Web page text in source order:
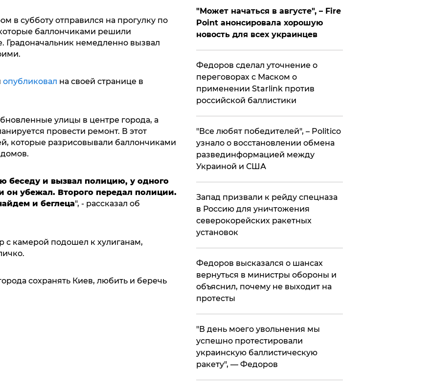
в субботу отправился на прогулку по
баллончиками решили
Градоначальник немедленно вызвал
опубликовал на своей странице в
улицы в центре города, а
провести ремонт. В этот
которые разрисовывали баллончиками
беседу и вызвал полицию, у одного
он убежал. Второго передал полиции.
и беглеца", - рассказал об
с камерой подошел к хулиганам,
сохранять Киев, любить и беречь
"Может начаться в августе", – Fire
Point анонсировала хорошую
новость для всех украинцев
Федоров сделал уточнение о
переговорах с Маском о
применении Starlink против
российской баллистики
​"Все любят победителей", – Politico
узнало о восстановлении обмена
развединформацией между
Украиной и США
Запад призвали к рейду спецназа
в Россию для уничтожения
северокорейских ракетных
установок
Федоров высказался о шансах
вернуться в министры обороны и
объяснил, почему не выходит на
протесты
​"В день моего увольнения мы
успешно протестировали
украинскую баллистическую
ракету", — Федоров